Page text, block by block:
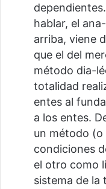
hablar, el
arriba, viene
que el del
método dia-
totalidad
entes al
a los entes.
un método (o
condiciones
el otro como
sistema de la